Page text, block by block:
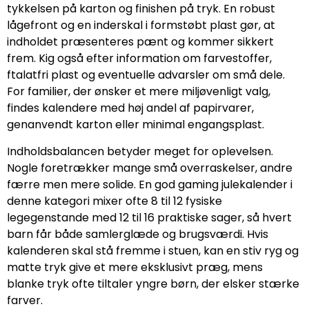
tykkelsen på karton og finishen på tryk. En robust
lågefront og en inderskal i formstøbt plast gør, at
indholdet præsenteres pænt og kommer sikkert
frem. Kig også efter information om farvestoffer,
ftalatfri plast og eventuelle advarsler om små dele.
For familier, der ønsker et mere miljøvenligt valg,
findes kalendere med høj andel af papirvarer,
genanvendt karton eller minimal engangsplast.
Indholdsbalancen betyder meget for oplevelsen.
Nogle foretrækker mange små overraskelser, andre
færre men mere solide. En god gaming julekalender i
denne kategori mixer ofte 8 til 12 fysiske
legegenstande med 12 til 16 praktiske sager, så hvert
barn får både samlerglæde og brugsværdi. Hvis
kalenderen skal stå fremme i stuen, kan en stiv ryg og
matte tryk give et mere eksklusivt præg, mens
blanke tryk ofte tiltaler yngre børn, der elsker stærke
farver.